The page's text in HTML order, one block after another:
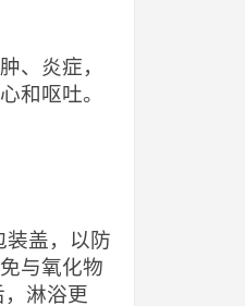
、炎症，
和呕吐。
装盖，以防
与氧化物
淋浴更